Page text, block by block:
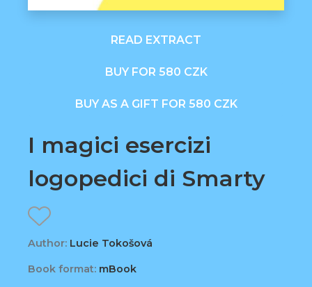
READ EXTRACT
BUY FOR 580 CZK
BUY AS A GIFT FOR 580 CZK
I magici esercizi
logopedici di Smarty
Author: Lucie Tokošová
Book format: mBook